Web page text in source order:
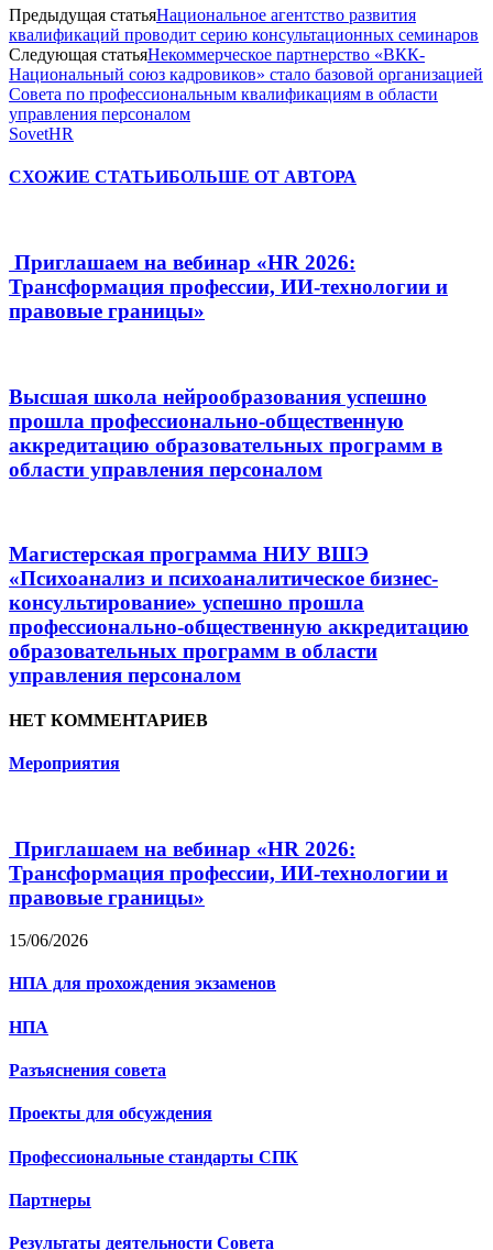
Предыдущая статьяНациональное агентство развития
квалификаций проводит серию консультационных семинаров
Следующая статьяНекоммерческое партнерство «ВКК-
Национальный союз кадровиков» стало базовой организацией
Совета по профессиональным квалификациям в области
управления персоналом
SovetHR
СХОЖИЕ СТАТЬИБОЛЬШЕ ОТ АВТОРА
Приглашаем на вебинар «HR 2026:
Трансформация профессии, ИИ-технологии и
правовые границы»
Высшая школа нейрообразования успешно
прошла профессионально-общественную
аккредитацию образовательных программ в
области управления персоналом
Магистерская программа НИУ ВШЭ
«Психоанализ и психоаналитическое бизнес-
консультирование» успешно прошла
профессионально-общественную аккредитацию
образовательных программ в области
управления персоналом
НЕТ КОММЕНТАРИЕВ
Мероприятия
Приглашаем на вебинар «HR 2026:
Трансформация профессии, ИИ-технологии и
правовые границы»
15/06/2026
НПА для прохождения экзаменов
НПА
Разъяснения совета
Проекты для обсуждения
Профессиональные стандарты СПК
Партнеры
Результаты деятельности Совета